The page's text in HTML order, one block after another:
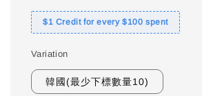
$1 Credit for every $100 spent
Variation
韓國(最少下標數量10)